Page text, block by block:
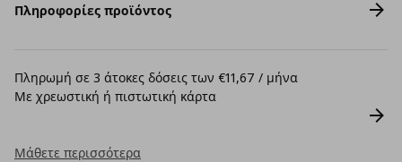
Πληροφορίες προϊόντος
Πληρωμή σε 3 άτοκες δόσεις των €11,67 / μήνα
Με χρεωστική ή πιστωτική κάρτα
Μάθετε περισσότερα